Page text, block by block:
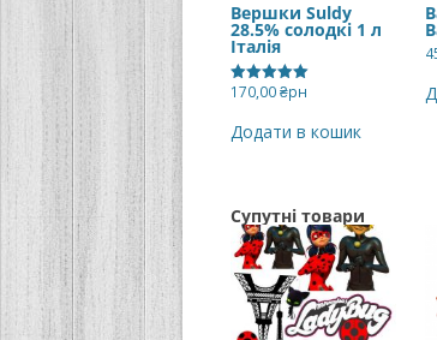
Вершки Suldy
28.5% солодкі 1 л
Італія
Оцінено в
170,00₴рн
Додати в кошик
Супутні товари